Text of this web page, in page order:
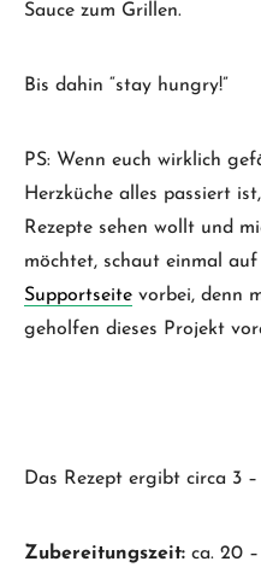
Sauce zum Grillen.
Bis dahin “stay hungry!”
PS: Wenn euch wirklich
Herzküche alles passiert
Rezepte sehen wollt und
möchtet, schaut einmal
Supportseite vorbei, denn
geholfen dieses Projekt
Das Rezept ergibt circa 3
Zubereitungszeit: ca. 20